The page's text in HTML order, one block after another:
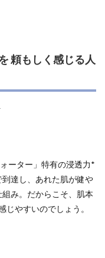
頼もしく感じる人
ーター」特有の浸透力*
達し、あれた肌が健や
み。 だからこそ、肌本
やすいのでしょう。